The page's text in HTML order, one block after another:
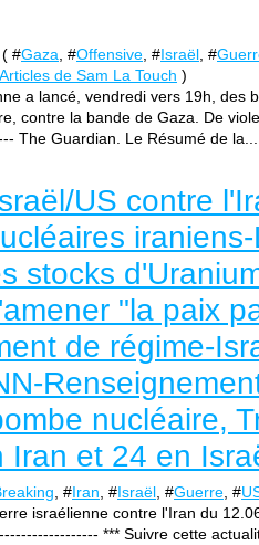
#Gaza , #Offensive , #Israël , #
Articles de Sam La Touch )
a lancé, vendredi vers 19h, des
contre la bande de Gaza. De
The Guardian. Le Résumé de la...
US contre
stocks
"la paix
de régime-
nucléaire,
Iran et 24 en
, #Iran , #Israël , #Guerre , #
israélienne contre l'Iran du
*** Suivre cette